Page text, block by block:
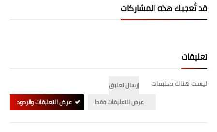
قد تُعجبك هذه المشاركات
تعليقات
ليست هناك تعليقات
إرسال تعليق
عرض التعليقات فقط
عرض التعليقات والردود